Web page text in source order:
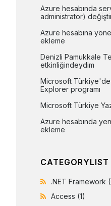
Azure hesabında
administrator)
Azure hesabına
ekleme
Denizli Pamukkale
etkinliğindeydim
Microsoft
Explorer programı
Microsoft Türkiye
Azure hesabında
ekleme
CATEGORYLIST
.NET Framework
Access (1)